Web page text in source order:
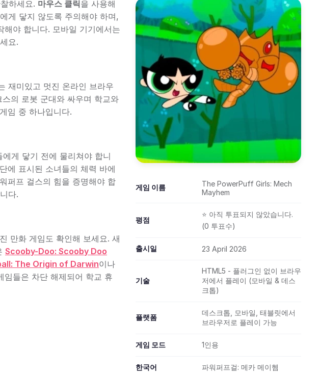
하세요. 마우스 클릭을 사용해
게 닿지 않도록 주의해야 하며,
야 합니다. 모바일 기기에서는
요.
재미있고 멋진 온라인 브라우
의 로봇 군대와 싸우며 학교와
임 중 하나입니다.
게 닿기 전에 물리쳐야 합니
에 표시된 소녀들의 체력 바에
퍼프 걸스의 힘을 증명해야 합
다.
만화 게임도 확인해 보세요. 새
Scooby-Doo: Scooby Doo
The Origin of Darwin이나
임들은 차단 해제되어 학교 휴
게임 이름
The PowerPuff Girls: Mech
Mayhem
평점
⭐ 아직 투표되지 않았습니다.
(0 투표수)
출시일 23 April 2026
기술
HTML5 - 플러그인 없이 브라우
저에서 플레이 (모바일 & 데스
크톱)
플랫폼
데스크톱, 모바일, 태블릿에서
브라우저로 플레이 가능
게임 모드 1인용
한국어 파워퍼프걸: 메카 메이헴